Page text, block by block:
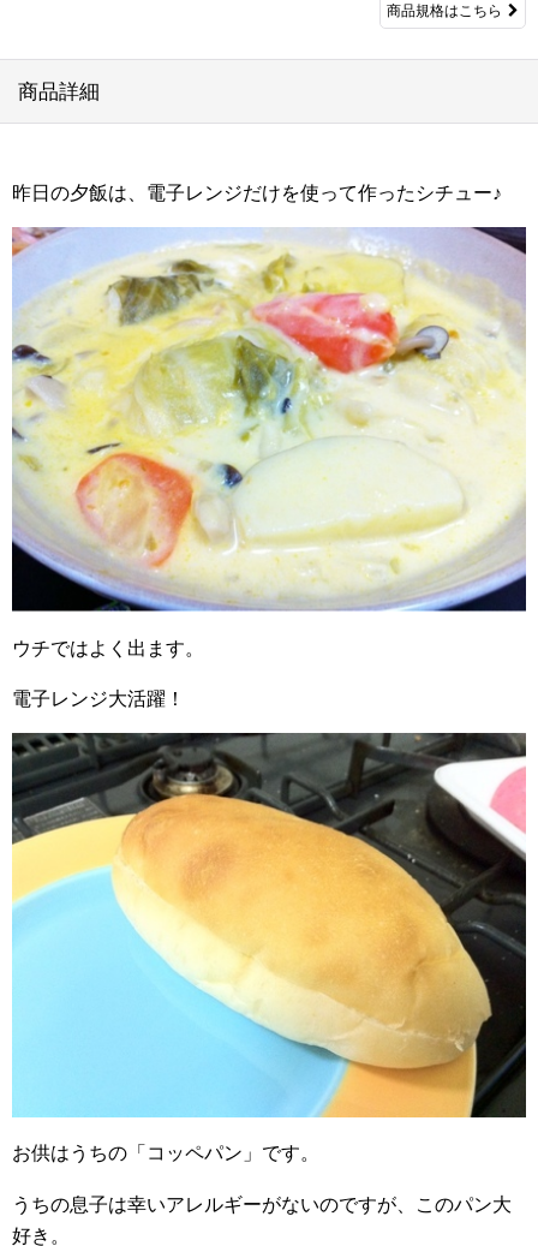
商品規格はこちら
商品詳細
昨日の夕飯は、電子レンジだけを使って作ったシチュー♪
ウチではよく出ます。
電子レンジ大活躍！
お供はうちの「コッペパン」です。
うちの息子は幸いアレルギーがないのですが、このパン大
好き。